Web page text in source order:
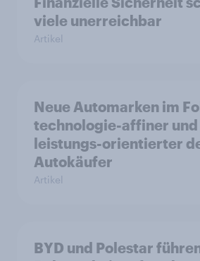
viele unerreichbar
Artikel
Neue Automarken im
technologie-affiner
leistungs-orientierter
Autokäufer
Artikel
BYD und Polestar